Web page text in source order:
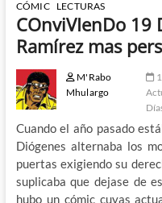
CÓMIC LECTURAS
COnviVIenDo 19
Ramírez mas
M'Rabo
Mhulargo
Cuando el año pasado
Diógenes alternaba los
puertas exigiendo su
suplicaba que dejase de
hubo un cómic cuyas